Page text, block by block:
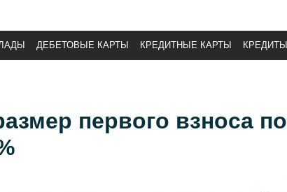
ДЕБЕТОВЫЕ КАРТЫ КРЕДИТНЫЕ КАРТЫ КРЕДИТЫ
первого взноса по